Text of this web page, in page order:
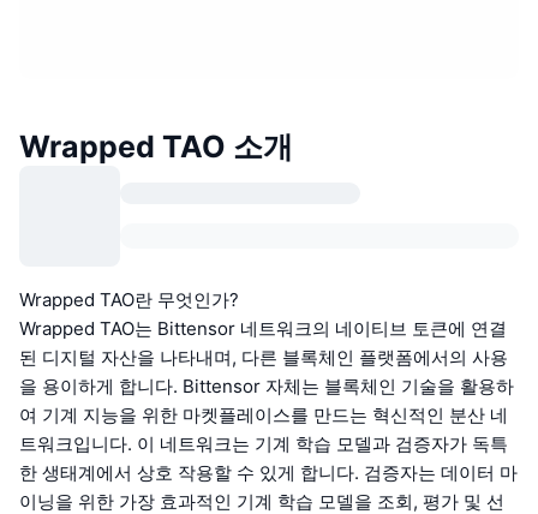
Wrapped TAO 소개
Wrapped TAO란 무엇인가?
Wrapped TAO는 Bittensor 네트워크의 네이티브 토큰에 연결
된 디지털 자산을 나타내며, 다른 블록체인 플랫폼에서의 사용
을 용이하게 합니다. Bittensor 자체는 블록체인 기술을 활용하
여 기계 지능을 위한 마켓플레이스를 만드는 혁신적인 분산 네
트워크입니다. 이 네트워크는 기계 학습 모델과 검증자가 독특
한 생태계에서 상호 작용할 수 있게 합니다. 검증자는 데이터 마
이닝을 위한 가장 효과적인 기계 학습 모델을 조회, 평가 및 선